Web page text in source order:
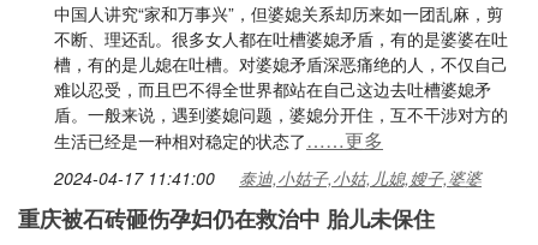
中国人讲究“家和万事兴”，但婆媳关系却历来如一团乱麻，剪
不断、理还乱。很多女人都在吐槽婆媳矛盾，有的是婆婆在吐
槽，有的是儿媳在吐槽。对婆媳矛盾深恶痛绝的人，不仅自己
难以忍受，而且巴不得全世界都站在自己这边去吐槽婆媳矛
盾。一般来说，遇到婆媳问题，婆媳分开住，互不干涉对方的
生活已经是一种相对稳定的状态了……更多
2024-04-17 11:41:00 泰迪,小姑子,小姑,儿媳,嫂子,婆婆
重庆被石砖砸伤孕妇仍在救治中 胎儿未保住